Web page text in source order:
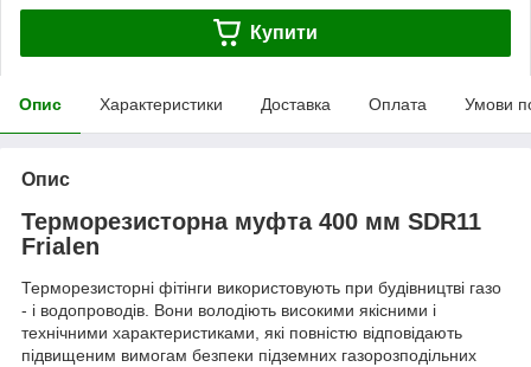
Купити
Опис Характеристики Доставка Оплата Умови
Опис
Терморезисторна муфта 400 мм SDR11
Frialen
Терморезисторні фітінги використовують при будівництві газо
- і водопроводів. Вони володіють високими якісними і
технічними характеристиками, які повністю відповідають
підвищеним вимогам безпеки підземних газорозподільних